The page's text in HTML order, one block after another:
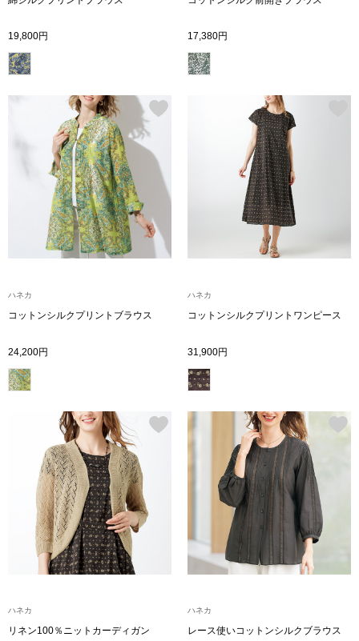
BOGARD 最新号はこちら
タログ
すべて見る
パンツ／スラ
ショート･クロ
デニム
その他
その他
バッグ
トートバッグ
ハンドバッグ
19,800円 17,380円
ハネカ
コットンシルクプリントブラウス
24,200円
ハネカ
コットンシルクプリントワンピース
31,900円
ハネカ
リネン100％ニットカーディガン
ハネカ
レース使いコットンシルクブラウス